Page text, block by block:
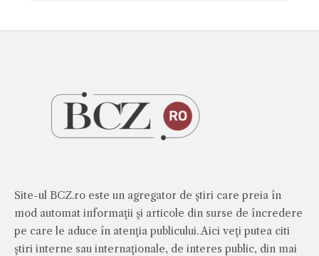
Site-ul BCZ.ro este un agregator de ştiri care preia în
mod automat informaţii şi articole din surse de încredere
pe care le aduce în atenţia publicului. Aici veţi putea citi
ştiri interne sau internaţionale, de interes public, din mai